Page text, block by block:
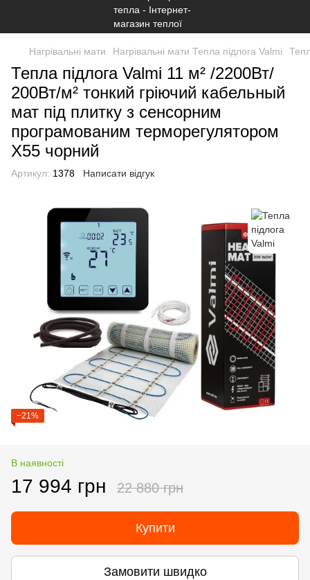
Нагрівальні мати Нагрівальні мати Тепла підлога Valmi
Тепла підлога Valmi 11 м² /2200Вт/
200Вт/м² тонкий гріючий кабельный
мат під плитку з сенсорним
програмованим терморегулятором
X55 чорний
Артикул: 1378 Написати відгук
−21%
В наявності
17 994 грн 22 880 грн
Купити
Замовити швидко